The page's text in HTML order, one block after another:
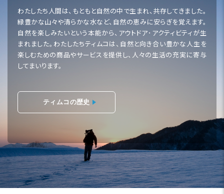
わたしたち人間は、もともと自然の中で生まれ、共存してきました。
緑豊かな山々や清らかな水など、自然の恵みに安らぎを覚えます。
自然を楽しみたいという本能から、アウトドア･アクティビティが生
まれました。わたしたちティムコは、自然と向き合い豊かな人生を
楽しむための商品やサービスを提供し、人々の生活の充実に寄与
してまいります。
ティムコの歴史